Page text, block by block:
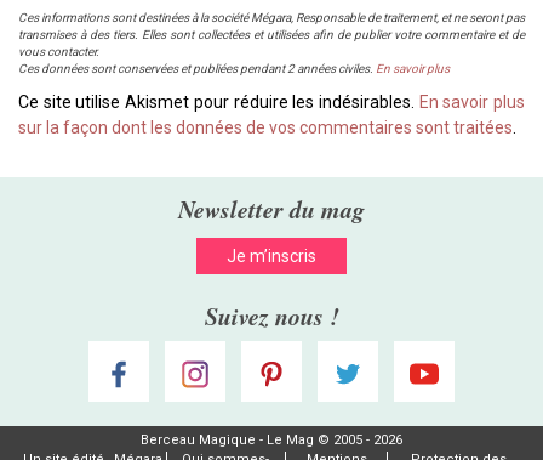
Ces informations sont destinées à la société Mégara, Responsable de traitement, et ne seront pas
transmises à des tiers. Elles sont collectées et utilisées afin de publier votre commentaire et de
vous contacter.
Ces données sont conservées et publiées pendant 2 années civiles. En savoir plus
Ce site utilise Akismet pour réduire les indésirables. En savoir plus
sur la façon dont les données de vos commentaires sont traitées.
Newsletter du mag
Je m’inscris
Suivez nous !
Berceau Magique - Le Mag © 2005 - 2026